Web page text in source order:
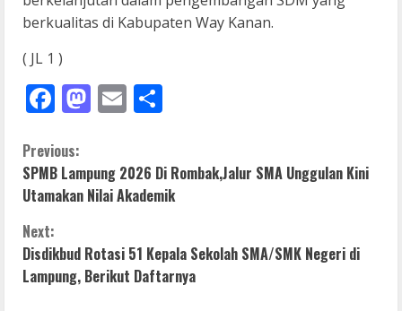
berkualitas di Kabupaten Way Kanan.
( JL 1 )
Facebook
Mastodon
Email
C
o
n
t
Previous:
SPMB Lampung 2026 Di Rombak,Jalur SMA Unggulan Kini
Utamakan Nilai Akademik
Next:
Disdikbud Rotasi 51 Kepala Sekolah SMA/SMK Negeri di
Lampung, Berikut Daftarnya